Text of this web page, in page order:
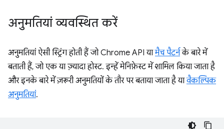
अनुमतियां व्यवस्थित करें
अनुमतियां ऐसी स्ट्रिंग होती हैं जो Chrome API यामैच पैटर्नके बारे में
बताती हैं, जो एक या ज़्यादा होस्ट. इन्हें मेनिफ़ेस्ट में शामिल किया जाता है
और इनके बारे में ज़रूरी अनुमतियों के तौर पर बताया जाता है यावैकल्पिक
अनुमतियां.